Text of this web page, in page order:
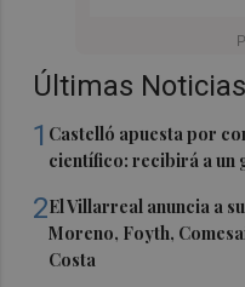
Últimas Noticias
1 Castelló apuesta por
científico: recibirá a un
2El Villarreal anuncia a
Moreno, Foyth,
Costa